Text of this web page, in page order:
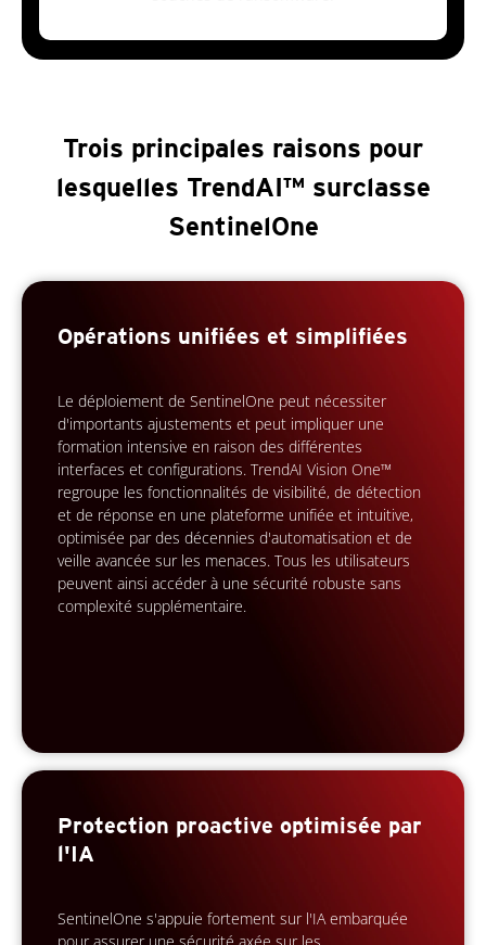
Trois principales raisons pour
lesquelles TrendAI™ surclasse
SentinelOne
Opérations unifiées et simplifiées
Le déploiement de SentinelOne peut nécessiter
d'importants ajustements et peut impliquer une
formation intensive en raison des différentes
interfaces et configurations. TrendAI Vision One™
regroupe les fonctionnalités de visibilité, de détection
et de réponse en une plateforme unifiée et intuitive,
optimisée par des décennies d'automatisation et de
veille avancée sur les menaces. Tous les utilisateurs
peuvent ainsi accéder à une sécurité robuste sans
complexité supplémentaire.
Protection proactive optimisée par
l'IA
SentinelOne s'appuie fortement sur l'IA embarquée